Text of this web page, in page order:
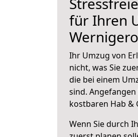
für Ihren
Ihr Umzug von
nicht, was Sie
die bei einem
sind.
kostbaren Hab &
Wenn Sie durch